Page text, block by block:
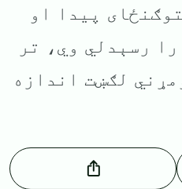
پیدا او
رسېدلي وي، تر
لګښت اندازه